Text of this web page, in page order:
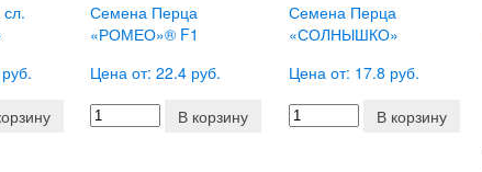
Семена Перца
«РОМЕО»® F1
Цена от: 22.4 руб.
В корзину
Семена Перца
«СОЛНЫШКО»
Цена от: 17.8 руб.
В корзину